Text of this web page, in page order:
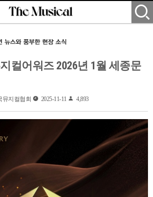
컬어워즈 2026년 1월 세종문
지컬협회 2025-11-11 4,893